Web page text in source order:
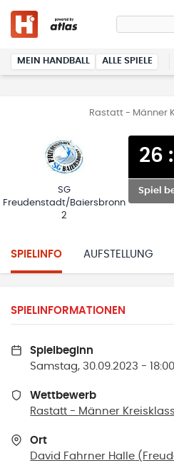
MEIN HANDBALL ALLE SPIELE
Rastatt - Männer
SG
Freudenstadt/Baiersbronn
2
26 :
Spiel
SPIELINFO AUFSTELLUNG
SPIELINFORMATIONEN
Spielbeginn
Samstag, 30.09.2023 -
Wettbewerb
Rastatt - Männer
Ort
David Fahrner Halle (